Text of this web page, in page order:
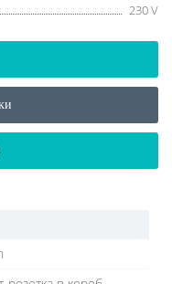
230 V